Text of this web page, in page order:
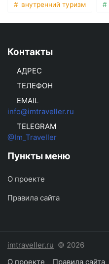
внутренний туризм
Контакты
АДРЕС
ТЕЛЕФОН
EMAIL
info@imtraveller.ru
TELEGRAM
@Im_Traveller
Пункты меню
О проекте
Правила сайта
imtraveller.ru © 2026
О проекте
Правила сайта